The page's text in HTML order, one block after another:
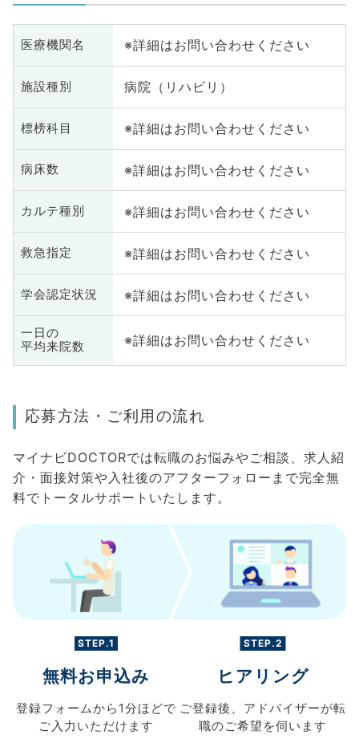
医療機関名 ※詳細はお問い合わせください
施設種別 病院（リハビリ）
標榜科目 ※詳細はお問い合わせください
病床数 ※詳細はお問い合わせください
カルテ種別 ※詳細はお問い合わせください
救急指定 ※詳細はお問い合わせください
学会認定状況 ※詳細はお問い合わせください
一日の
平均来院数
※詳細はお問い合わせください
応募方法・ご利用の流れ
マイナビDOCTORでは転職のお悩みやご相談、求人紹
介・面接対策や入社後のアフターフォローまで完全無
料でトータルサポートいたします。
STEP.1
無料お申込み
登録フォームから 1分ほどで
ご入力 いただけます
STEP.2
ヒアリング
ご登録後、 アドバイザーが転
職のご希望を伺います